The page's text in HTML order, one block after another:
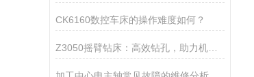
CK6160数控车床的操作难度如何？
Z3050摇臂钻床：高效钻孔，助力机械加工